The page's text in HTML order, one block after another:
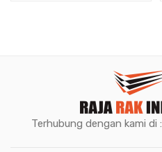
Terhubung dengan kami di :